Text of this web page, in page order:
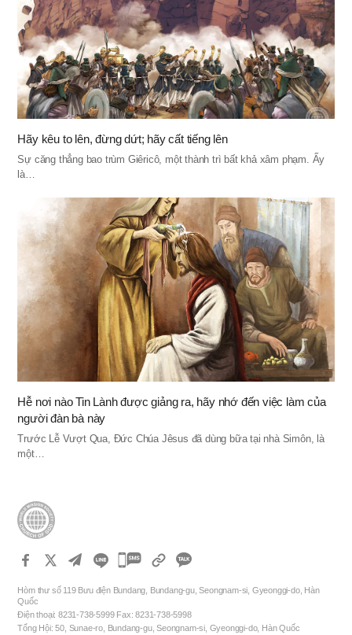
Hãy kêu to lên, đừng dứt; hãy cất tiếng lên
Sự căng thẳng bao trùm Giêricô, một thành trì bất khả xâm phạm. Ấy
là…
Hễ nơi nào Tin Lành được giảng ra, hãy nhớ đến việc làm của
người đàn bà này
Trước Lễ Vượt Qua, Đức Chúa Jêsus đã dùng bữa tại nhà Simôn, là
một…
카
오
톡
Hòm thư số 119 Bưu điện Bundang, Bundang-gu, Seongnam-si, Gyeonggi-do, Hàn
Quốc
Điện thoại: 8231-738-5999 Fax: 8231-738-5998
Tổng Hội: 50, Sunae-ro, Bundang-gu, Seongnam-si, Gyeonggi-do, Hàn Quốc